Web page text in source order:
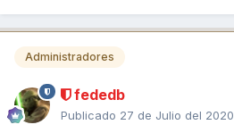
Administradores
fededb
Publicado 27 de Julio del 2020